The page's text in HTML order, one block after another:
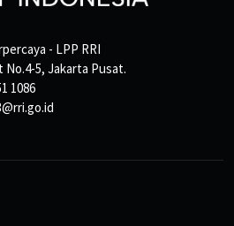
- LPP RRI
No.4-5, Jakarta Pusat.
1086